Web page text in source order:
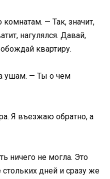
— Так, значит,
нагулялся. Давай,
квартиру.
ушам. — Ты о чем
Я въезжаю обратно, а
ничего не могла. Это
дней и сразу же